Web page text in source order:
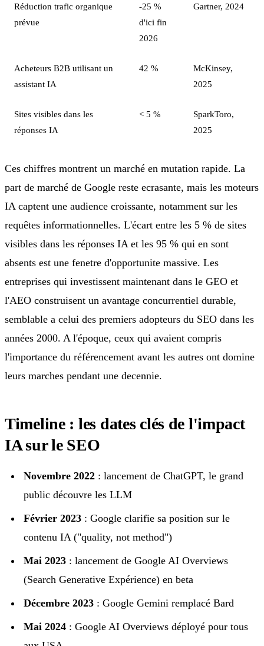
Réduction trafic organique
prévue
-25 %
d'ici fin
2026
Gartner, 2024
Acheteurs B2B utilisant un
assistant IA
42 %
McKinsey,
2025
Sites visibles dans les
réponses IA
< 5 %
SparkToro,
2025
Ces chiffres montrent un marché en mutation rapide. La
part de marché de Google reste ecrasante, mais les moteurs
IA captent une audience croissante, notamment sur les
requêtes informationnelles. L'écart entre les 5 % de sites
visibles dans les réponses IA et les 95 % qui en sont
absents est une fenetre d'opportunite massive. Les
entreprises qui investissent maintenant dans le GEO et
l'AEO construisent un avantage concurrentiel durable,
semblable a celui des premiers adopteurs du SEO dans les
années 2000. A l'époque, ceux qui avaient compris
l'importance du référencement avant les autres ont domine
leurs marches pendant une decennie.
Timeline : les dates clés de l'impact
IA sur le SEO
Novembre 2022 : lancement de ChatGPT, le grand
public découvre les LLM
Février 2023 : Google clarifie sa position sur le
contenu IA ("quality, not method")
Mai 2023 : lancement de Google AI Overviews
(Search Generative Expérience) en beta
Décembre 2023 : Google Gemini remplacé Bard
Mai 2024 : Google AI Overviews déployé pour tous